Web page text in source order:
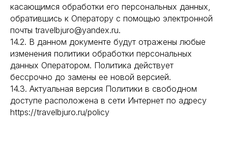
касающимся обработки его персональных данных,
обратившись к Оператору с помощью электронной
почты travelbjuro@yandex.ru.
14.2. В данном документе будут отражены любые
изменения политики обработки персональных
данных Оператором. Политика действует
бессрочно до замены ее новой версией.
14.3. Актуальная версия Политики в свободном
доступе расположена в сети Интернет по адресу
https://travelbjuro.ru/policy